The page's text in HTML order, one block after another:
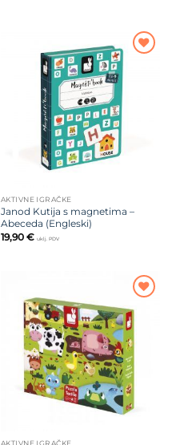
Dodajte
AKTIVNE IGRAČKE
Janod Kutija s magnetima –
Abeceda (Engleski)
19,90 € uklj. PDV
Dodajte
na listu
želja
AKTIVNE IGRAČKE